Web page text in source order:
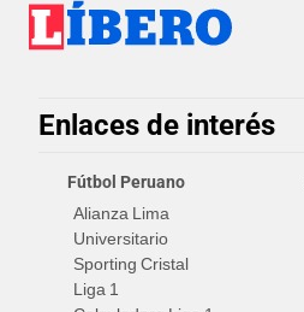
Enlaces de interés
Fútbol Peruano
Alianza Lima
Universitario
Sporting Cristal
Liga 1